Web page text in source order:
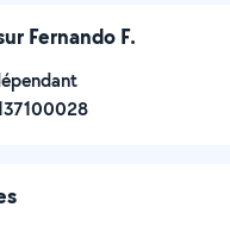
Fernando F.